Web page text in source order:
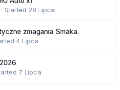
· Started 28 Lipca
zmagania Smaka.
4 Lipca
7 Lipca